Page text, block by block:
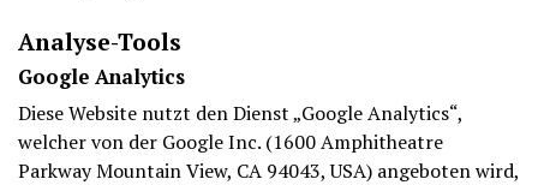
Analyse-Tools
Google Analytics
Diese Website nutzt den Dienst „Google Analytics“,
welcher von der Google Inc. (1600 Amphitheatre
Parkway Mountain View, CA 94043, USA) angeboten wird,